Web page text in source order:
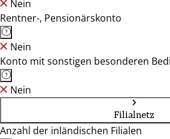
Nein
Rentner-, Pensionärskonto
Nein
Konto mit sonstigen besonderen
Nein
Filialnetz
Anzahl der inländischen Filialen